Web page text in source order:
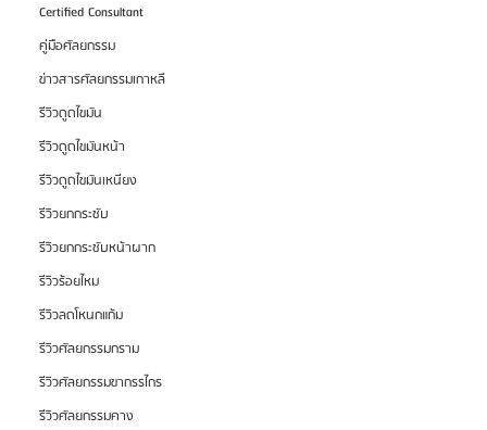
Certified Consultant
คู่มือศัลยกรรม
ข่าวสารศัลยกรรมเกาหลี
รีวิวดูดไขมัน
รีวิวดูดไขมันหน้า
รีวิวดูดไขมันเหนียง
รีวิวยกกระชับ
รีวิวยกกระชับหน้าผาก
รีวิวร้อยไหม
รีวิวลดโหนกแก้ม
รีวิวศัลยกรรมกราม
รีวิวศัลยกรรมขากรรไกร
รีวิวศัลยกรรมคาง